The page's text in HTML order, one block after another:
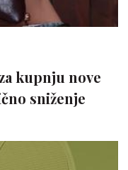
kupnju nove
sniženje